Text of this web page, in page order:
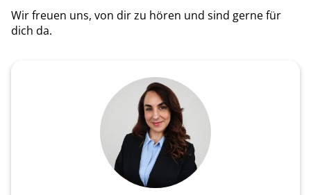
Wir freuen uns, von dir zu hören und sind gerne für
dich da.